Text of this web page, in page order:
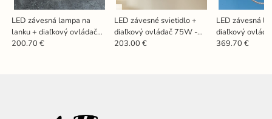
LED závesná lampa na
lanku + diaľkový ovládač
120W - J4328/G
200.70 €
LED závesné svietidlo +
diaľkový ovládač 75W -
J4307/W
203.00 €
LED závesná
diaľkový
J4358/G
369.70 €